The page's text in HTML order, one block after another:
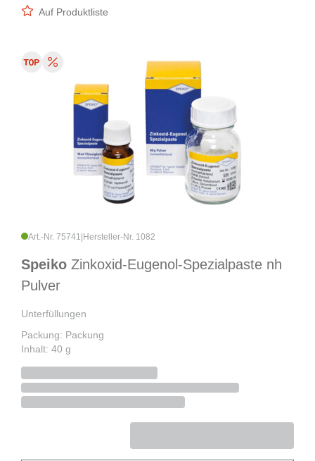
Auf Produktliste
Art.-Nr. 75741 Hersteller-Nr. 1082
Speiko Zinkoxid-Eugenol-Spezialpaste nh
Pulver
Unterfüllungen
Packung: Packung
Inhalt: 40 g